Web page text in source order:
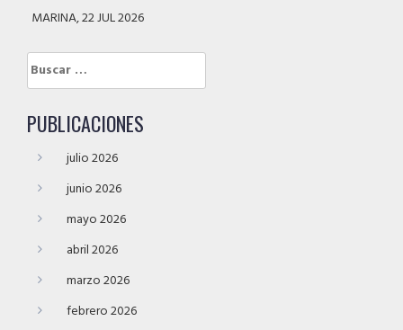
MARINA, 22 JUL 2026
Buscar:
PUBLICACIONES
julio 2026
junio 2026
mayo 2026
abril 2026
marzo 2026
febrero 2026